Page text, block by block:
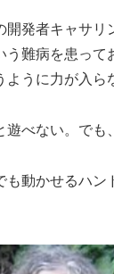
開発者キャサリ
う難病を患って
うに力が入ら
べない。でも、
も動かせるハン